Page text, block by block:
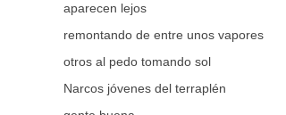
aparecen lejos
remontando de entre unos vapores
otros al pedo tomando sol
Narcos jóvenes del terraplén